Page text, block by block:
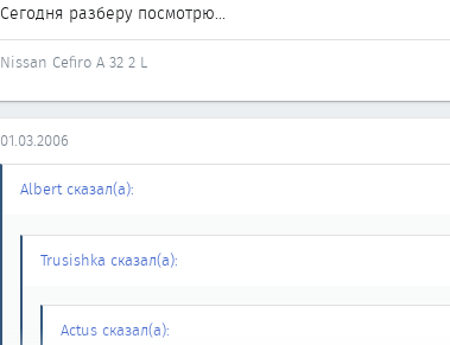
Сегодня разберу посмотрю...
Nissan Cefiro A 32 2 L
01.03.2006
Albert сказал(а):
Trusishka сказал(а):
Actus сказал(а):